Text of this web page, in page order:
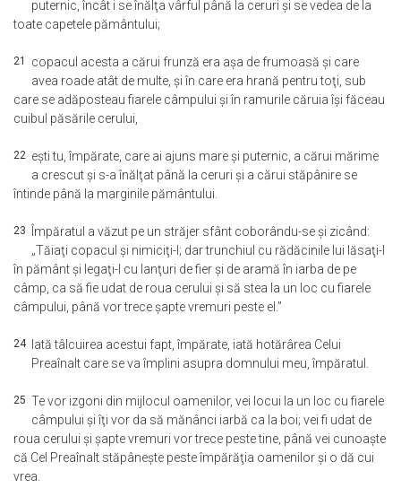
puternic, încât i se înălţa vârful până la ceruri şi se vedea de la
toate capetele pământului;
21 copacul acesta a cărui frunză era aşa de frumoasă şi care
avea roade atât de multe, şi în care era hrană pentru toţi, sub
care se adăposteau fiarele câmpului şi în ramurile căruia îşi făceau
cuibul păsările cerului,
22 eşti tu, împărate, care ai ajuns mare şi puternic, a cărui mărime
a crescut şi s-a înălţat până la ceruri şi a cărui stăpânire se
întinde până la marginile pământului.
23
Împăratul a văzut pe un străjer sfânt coborându-se şi zicând:
„Tăiaţi copacul şi nimiciţi-l; dar trunchiul cu rădăcinile lui lăsaţi-l
în pământ şi legaţi-l cu lanţuri de fier şi de aramă în iarba de pe
câmp, ca să fie udat de roua cerului şi să stea la un loc cu fiarele
câmpului, până vor trece şapte vremuri peste el.”
24
Iată tâlcuirea acestui fapt, împărate, iată hotărârea Celui
Preaînalt care se va împlini asupra domnului meu, împăratul.
25 Te vor izgoni din mijlocul oamenilor, vei locui la un loc cu fiarele
câmpului şi îţi vor da să mănânci iarbă ca la boi; vei fi udat de
roua cerului şi şapte vremuri vor trece peste tine, până vei cunoaşte
că Cel Preaînalt stăpâneşte peste împărăţia oamenilor şi o dă cui
vrea.